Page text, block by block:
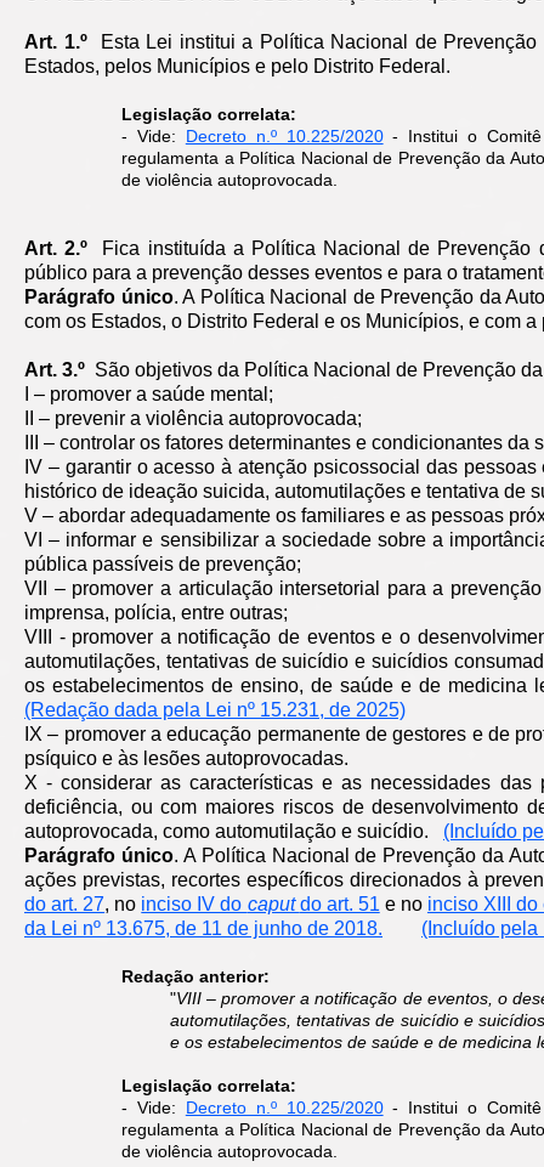
Art. 1.ºEsta Lei institui a Política Nacional de Prevenção
Estados, pelos Municípios e pelo Distrito Federal.
Legislação correlata:
- Vide: Decreto n.º 10.225/2020- Institui o Comitê
regulamenta a Política Nacional de Prevenção da
de violência autoprovocada.
Art. 2.º
Fica instituída a Política Nacional de Prevenção
público para a prevenção desses eventos e para o
Parágrafo único. A Política Nacional de Prevenção da
com os Estados, o Distrito Federal e os Municípios, e com
Art. 3.º São objetivos da Política Nacional de Prevenção
I – promover a saúde mental;
II – prevenir a violência autoprovocada;
III – controlar os fatores determinantes e condicionantes da
IV – garantir o acesso à atenção psicossocial das
histórico de ideação suicida, automutilações e tentativa de
V – abordar adequadamente os familiares e as pessoas
VI – informar e sensibilizar a sociedade sobre a
pública passíveis de prevenção;
VII – promover a articulação intersetorial para a
imprensa, polícia, entre outras;
VIII - promover a notificação de eventos e o
automutilações, tentativas de suicídio e suicídios
os estabelecimentos de ensino, de saúde e de
(Redação dada pela Lei nº 15.231, de 2025)
IX – promover a educação permanente de gestores e de
psíquico e às lesões autoprovocadas.
X - considerar as características e as necessidades
deficiência, ou com maiores riscos de desenvolvimento
autoprovocada, como automutilação e suicídio. (Incluído
Parágrafo único. A Política Nacional de Prevenção da
ações previstas, recortes específicos direcionados à
do art. 27, no inciso IV do caputdo art. 51 e no inciso XIII
da Lei nº 13.675, de 11 de junho de 2018.
(Incluído pela
Redação anterior:
"VIII – promover a notificação de eventos, o
automutilações, tentativas de suicídio e
e os estabelecimentos de saúde e de
Legislação correlata:
- Vide: Decreto n.º 10.225/2020- Institui o Comitê
regulamenta a Política Nacional de Prevenção da
de violência autoprovocada.